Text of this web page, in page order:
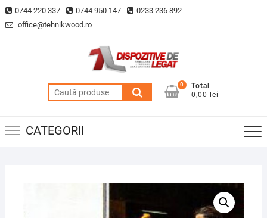
Skip
to
0744 220 337 0744 950 147
0233 236 892
office@tehnikwood.ro
Caută
după:
0
Total
0,00 lei
CATEGORII